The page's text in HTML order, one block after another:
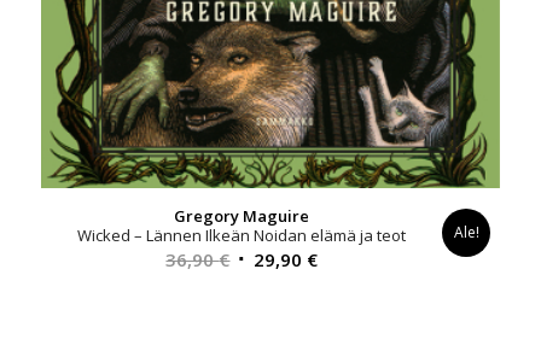
Gregory Maguire
Wicked – Lännen Ilkeän Noidan elämä ja teot
36,90€ Alkuperäinen
29,90 €Nykyinen
Ale!